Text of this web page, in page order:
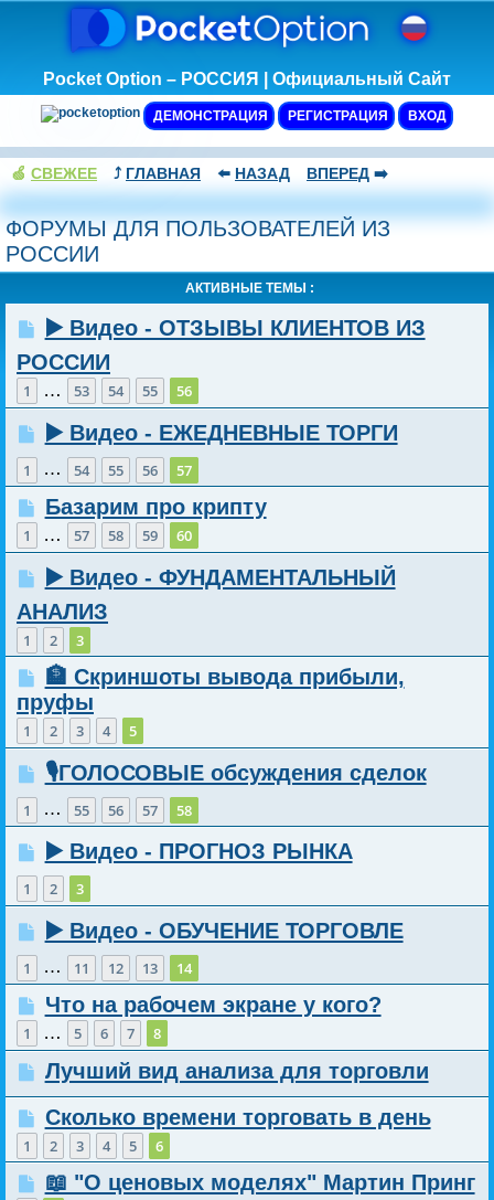
Pocket Option – РОССИЯ | Официальный Сайт
ДЕМОНСТРАЦИЯ РЕГИСТРАЦИЯ ВХОД
🍏 СВЕЖЕЕ ⤴️ ГЛАВНАЯ ⬅️ НАЗАД ВПЕРЕД ➡️
ФОРУМЫ ДЛЯ ПОЛЬЗОВАТЕЛЕЙ ИЗ
РОССИИ
АКТИВНЫЕ ТЕМЫ :
▶️ Видео - ОТЗЫВЫ КЛИЕНТОВ ИЗ
РОССИИ
1 … 53 54 55 56
▶️ Видео - ЕЖЕДНЕВНЫЕ ТОРГИ
1 … 54 55 56 57
Базарим про крипту
1 … 57 58 59 60
▶️ Видео - ФУНДАМЕНТАЛЬНЫЙ
АНАЛИЗ
1 2 3
🏦 Скриншоты вывода прибыли,
пруфы
1 2 3 4 5
🎙️ГОЛОСОВЫЕ обсуждения сделок
1 … 55 56 57 58
▶️ Видео - ПРОГНОЗ РЫНКА
1 2 3
▶️ Видео - ОБУЧЕНИЕ ТОРГОВЛЕ
1 … 11 12 13 14
Что на рабочем экране у кого?
1 … 5 6 7 8
Лучший вид анализа для торговли
Сколько времени торговать в день
1 2 3 4 5 6
📖 "О ценовых моделях" Мартин Принг